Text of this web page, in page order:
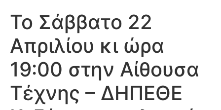
Το Σάββατο 22
Απριλίου κι ώρα
19:00 στην Αίθουσα
Τέχνης – ΔΗΠΕΘΕ